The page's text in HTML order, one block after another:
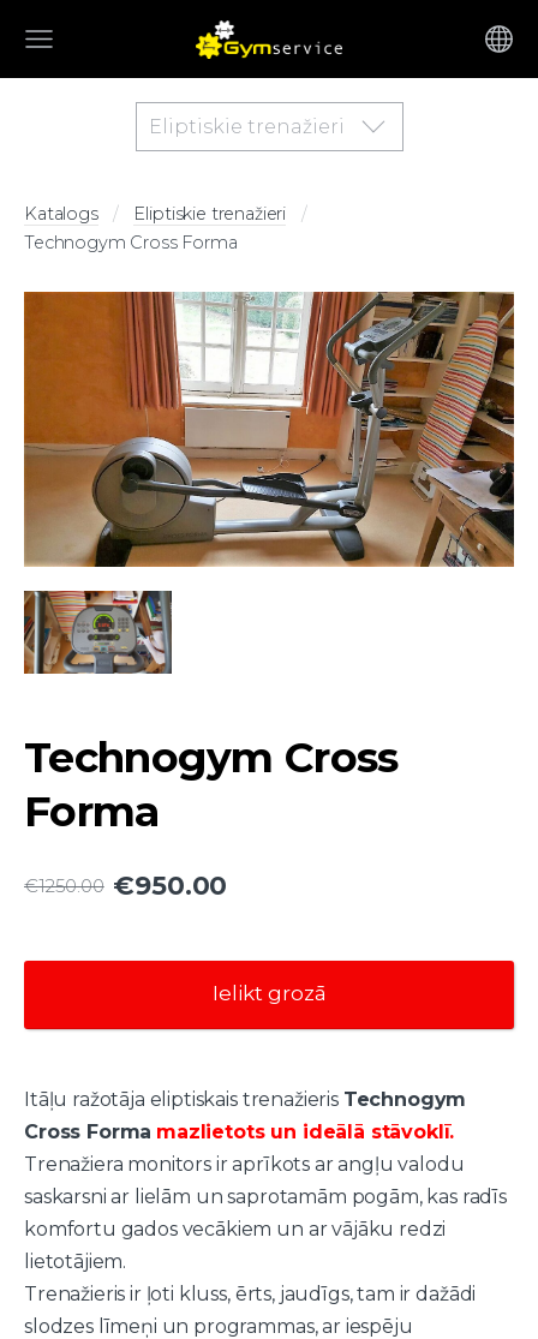
Eliptiskie trenažieri
Katalogs
Eliptiskie trenažieri
Technogym Cross Forma
Technogym Cross
Forma
€1250.00 €950.00
Ielikt grozā
Itāļu ražotāja eliptiskais trenažieris Technogym
Cross Forma mazlietots un ideālā stāvoklī.
Trenažiera monitors ir aprīkots ar angļu valodu
saskarsni ar lielām un saprotamām pogām, kas radīs
komfortu gados vecākiem un ar vājāku redzi
lietotājiem.
Trenažieris ir ļoti kluss, ērts, jaudīgs, tam ir dažādi
slodzes līmeņi un programmas, ar iespēju